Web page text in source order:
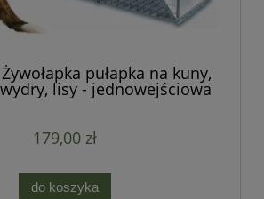
pułapka na kuny,
wydry, lisy - jednowejściowa
179,00 zł
do koszyka